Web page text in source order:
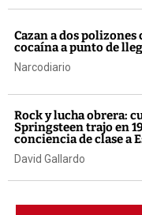
Cazan a dos
cocaína a punto de
Narcodiario
Rock y lucha obrera:
Springsteen trajo en
conciencia de clase a
David Gallardo